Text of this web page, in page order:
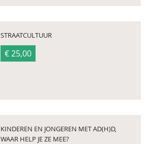
STRAATCULTUUR
€ 25,00
KINDEREN EN JONGEREN MET AD(H)D,
WAAR HELP JE ZE MEE?